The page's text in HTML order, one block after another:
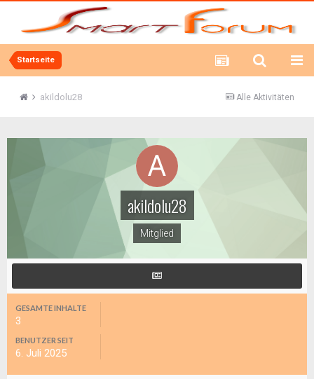
Startseite
Alle Aktivitäten
akildolu28
akildolu28
Mitglied
GESAMTE INHALTE
3
BENUTZER SEIT
6. Juli 2025